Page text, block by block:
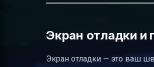
Экран отладки и
Экран отладки — это ваш